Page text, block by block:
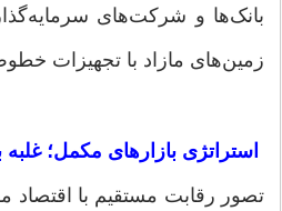
بانک‌ها و شرکت‌های
زمین‌های مازاد با تجهیزات
استراتژی بازارهای مکمل؛
تصور رقابت مستقیم با